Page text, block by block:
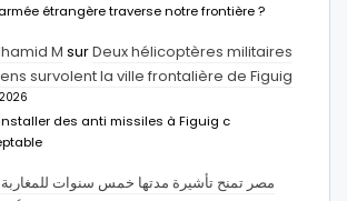
étrangère traverse notre frontière ?
M surDeux hélicoptères militaires
survolent la ville frontalière de Figuig
des anti missiles à Figuig c
مصر تمنح تأشيرة مدتها خمس سنوات